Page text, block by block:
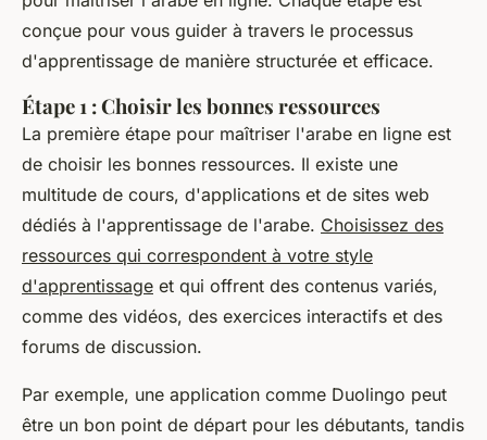
conçue pour vous guider à travers le processus
d'apprentissage de manière structurée et efficace.
Étape 1 : Choisir les bonnes ressources
La première étape pour maîtriser l'arabe en ligne est
de choisir les bonnes ressources. Il existe une
multitude de cours, d'applications et de sites web
dédiés à l'apprentissage de l'arabe. Choisissez des
ressources qui correspondent à votre style
d'apprentissage et qui offrent des contenus variés,
comme des vidéos, des exercices interactifs et des
forums de discussion.
Par exemple, une application comme Duolingo peut
être un bon point de départ pour les débutants, tandis